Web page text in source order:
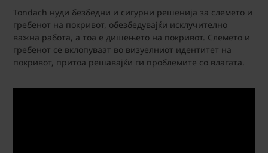
Tondach нуди безбедни и сигурни решенија за слемето и
гребенот на покривот, обезбедувајќи исклучително
важна работа, а тоа е дишењето на покривот. Слемето и
гребенот се вклопуваат во визуелниот идентитет на
покривот, притоа решавајќи ги проблемите со влагата.